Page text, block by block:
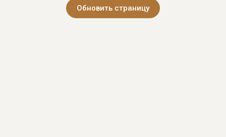
Обновить страницу